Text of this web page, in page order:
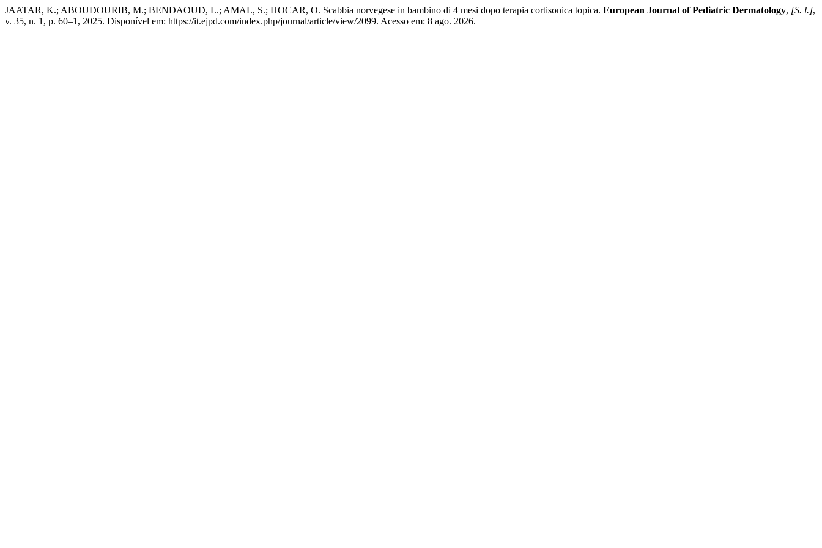
JAATAR, K.; ABOUDOURIB, M.; BENDAOUD, L.; AMAL, S.; HOCAR, O. Scabbia norvegese in bambino di 4 mesi dopo terapia cortisonica topica. European Journal of Pediatric Dermatology, [S. l.],
v. 35, n. 1, p. 60–1, 2025. Disponível em: https://it.ejpd.com/index.php/journal/article/view/2099. Acesso em: 8 ago. 2026.